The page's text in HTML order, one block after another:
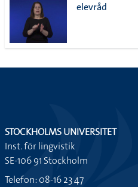
elevråd
STOCKHOLMS UNIVERSITET
Inst. för lingvistik
SE-106 91 Stockholm
Telefon: 08-16 23 47